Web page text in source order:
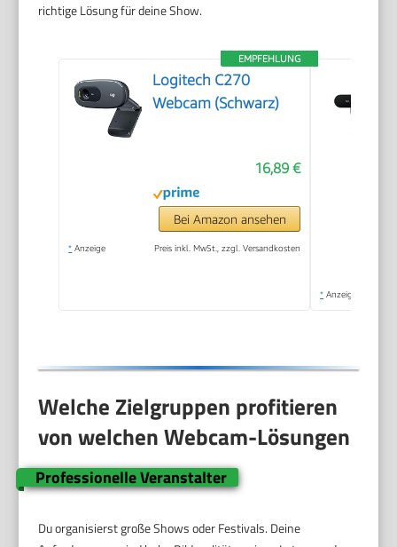
richtige Lösung für deine Show.
EMPFEHLUNG
Logitech C270
Webcam (Schwarz)
16,89 €
Bei Amazon ansehen
* Anzeige Preis inkl. MwSt., zzgl. Versandkosten
* Anzeige
Welche Zielgruppen profitieren
von welchen Webcam-Lösungen
Professionelle Veranstalter
Du organisierst große Shows oder Festivals. Deine